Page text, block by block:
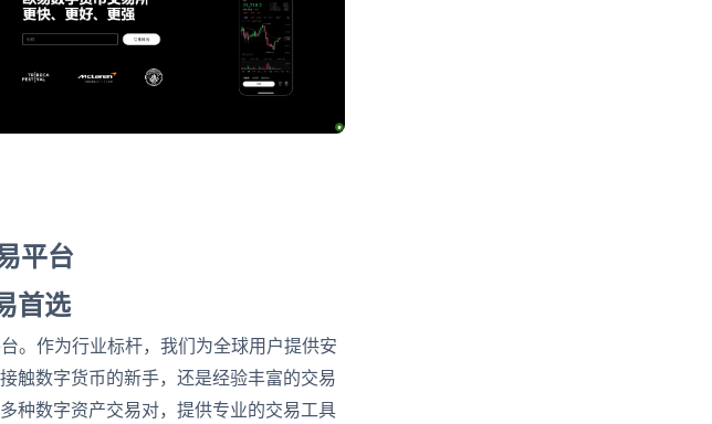
平台
首选
。作为行业标杆，我们为全球用户提供安
触数字货币的新手，还是经验丰富的交易
种数字资产交易对，提供专业的交易工具